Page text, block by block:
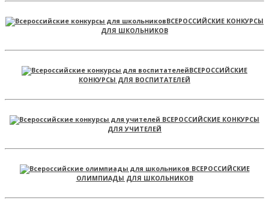
ВСЕРОССИЙСКИЕ КОНКУРСЫ
ДЛЯ ШКОЛЬНИКОВ
ВСЕРОССИЙСКИЕ
КОНКУРСЫ ДЛЯ ВОСПИТАТЕЛЕЙ
ВСЕРОССИЙСКИЕ КОНКУРСЫ
ДЛЯ УЧИТЕЛЕЙ
ВСЕРОССИЙСКИЕ
ОЛИМПИАДЫ ДЛЯ ШКОЛЬНИКОВ